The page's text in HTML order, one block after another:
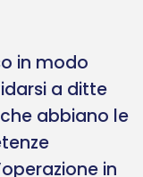
in modo
a ditte
abbiano le
in